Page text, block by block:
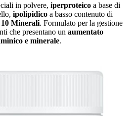
in polvere, iperproteico a base di
ipolipidico a basso contenuto di
10 Minerali. Formulato per la gestione
che presentano un aumentato
e minerale.